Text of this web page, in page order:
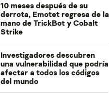
10 meses después de su
derrota, Emotet regresa de la
mano de TrickBot y Cobalt
Strike
Investigadores descubren
una vulnerabilidad que podría
afectar a todos los códigos
del mundo